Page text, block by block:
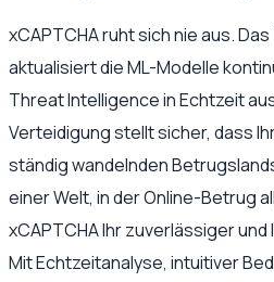
xCAPTCHA ruht sich nie aus.
aktualisiert die ML-Modelle
Threat Intelligence in Echtzeit
Verteidigung stellt sicher, dass
ständig wandelnden
einer Welt, in der Online-Betrug
xCAPTCHA Ihr zuverlässiger
Mit Echtzeitanalyse, intuitiver